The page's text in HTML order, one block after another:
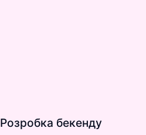
Розробка бекенду